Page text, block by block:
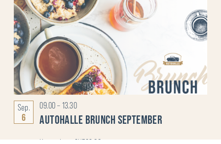
Sep.
6 AUTOHALLE BRUNCH SEPTEMBER
09.00–13.30